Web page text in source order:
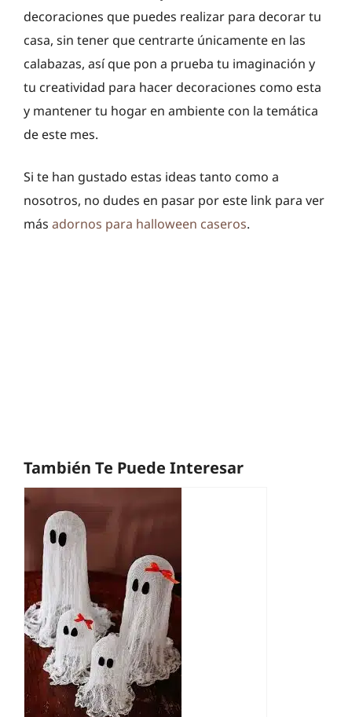
decoraciones que puedes realizar para decorar tu
casa, sin tener que centrarte únicamente en las
calabazas, así que pon a prueba tu imaginación y
tu creatividad para hacer decoraciones como esta
y mantener tu hogar en ambiente con la temática
de este mes.
Si te han gustado estas ideas tanto como a
nosotros, no dudes en pasar por este link para ver
más adornos para halloween caseros.
También Te Puede Interesar